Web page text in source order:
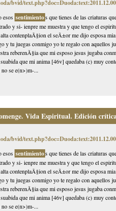
bvid/
esos sentimientos que tienes de las criaturas
y si- ienpre me muestra y que tengo el
contenplaÃ§ion el seÃ±or me dijo esposa
y tu juegas conmigo yo te regalo con aquellos
reberenÃ§ia que mi esposo jesus jugaba
que mi anima [46v] quedaba (c) muy
se e(n>)m-...
Vida Espiritual. Edición
bvid/
esos sentimientos que tienes de las criaturas
y si- ienpre me muestra y que tengo el
contenplaÃ§ion el seÃ±or me dijo esposa
y tu juegas conmigo yo te regalo con aquellos
reberenÃ§ia que mi esposo jesus jugaba
que mi anima [46v] quedaba (c) muy
se e(n>)m-...